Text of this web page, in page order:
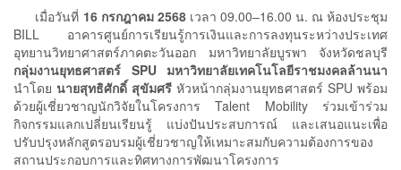
เมื่อวันที่ 16 กรกฎาคม 2568เวลา 09.00–16.00 น. ณ ห้องประชุม
BILL อาคารศูนย์การเรียนรู้การเงินและการลงทุนระหว่างประเทศ
อุทยานวิทยาศาสตร์ภาคตะวันออก มหาวิทยาลัยบูรพา จังหวัดชลบุรี
กลุ่มงานยุทธศาสตร์ SPU มหาวิทยาลัยเทคโนโลยีราชมงคลล้านนา
นำโดย นายสุทธิศักดิ์ สุขัมศรี หัวหน้ากลุ่มงานยุทธศาสตร์ SPU พร้อม
ด้วยผู้เชี่ยวชาญนักวิจัยในโครงการ Talent Mobility ร่วมเข้าร่วม
กิจกรรมแลกเปลี่ยนเรียนรู้ แบ่งปันประสบการณ์ และเสนอแนะเพื่อ
ปรับปรุงหลักสูตรอบรมผู้เชี่ยวชาญให้เหมาะสมกับความต้องการของ
สถานประกอบการและทิศทางการพัฒนาโครงการ